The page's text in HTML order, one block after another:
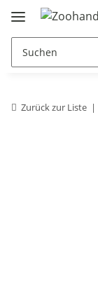
Zurück zur Liste